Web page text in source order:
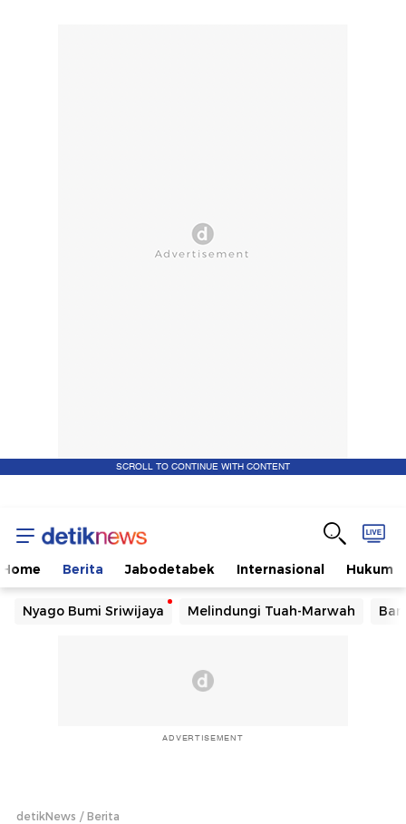
SCROLL TO CONTINUE WITH CONTENT
Home Berita Jabodetabek Internasional Hukum
Nyago Bumi Sriwijaya Melindungi Tuah-Marwah
ADVERTISEMENT
detikNews Berita